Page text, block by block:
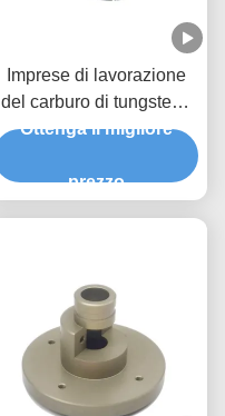
Imprese di lavorazione
del carburo di tungsteno
con tolleranze strette di
Ottenga il migliore
prezzo